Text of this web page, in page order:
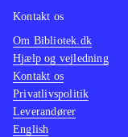
Kontakt os
Om Bibliotek.dk
Hjælp og vejledning
Kontakt os
Privatlivspolitik
Leverandører
English